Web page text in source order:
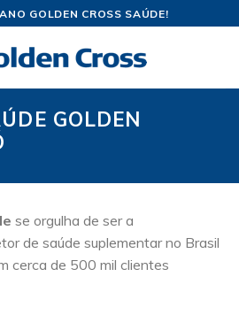
GOLDEN CROSS SAÚDE!
GOLDEN
se orgulha de ser a
de saúde suplementar no Brasil
cerca de 500 mil clientes